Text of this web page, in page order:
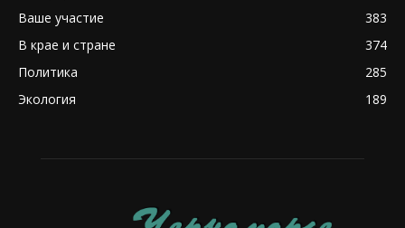
Ваше участие
383
В крае и стране
374
Политика
285
Экология
189